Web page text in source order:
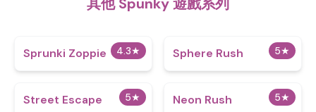
4.3★
Sprunki Zoppie 5★
Sphere Rush
5★
Street Escape 5★
Neon Rush